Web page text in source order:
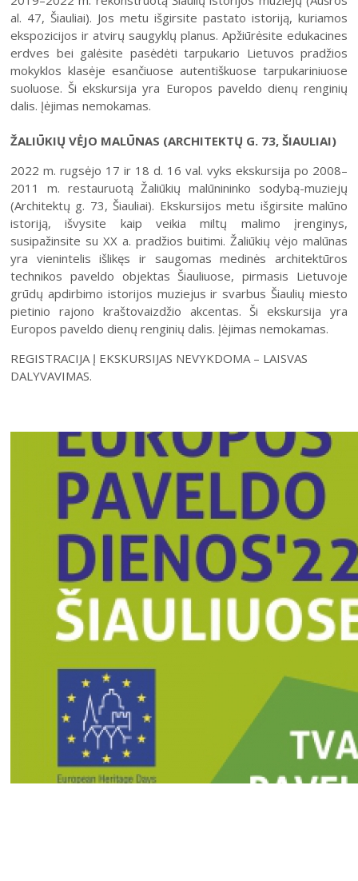
al. 47, Šiauliai). Jos metu išgirsite pastato istoriją, kuriamos
ekspozicijos ir atvirų saugyklų planus. Apžiūrėsite edukacines
erdves bei galėsite pasėdėti tarpukario Lietuvos pradžios
mokyklos klasėje esančiuose autentiškuose tarpukariniuose
suoluose. Ši ekskursija yra Europos paveldo dienų renginių
dalis. Įėjimas nemokamas.
ŽALIŪKIŲ VĖJO MALŪNAS (ARCHITEKTŲ G. 73, ŠIAULIAI)
2022 m. rugsėjo 17 ir 18 d. 16 val. vyks ekskursija po 2008–
2011 m. restauruotą Žaliūkių malūnininko sodybą-muziejų
(Architektų g. 73, Šiauliai). Ekskursijos metu išgirsite malūno
istoriją, išvysite kaip veikia miltų malimo įrenginys,
susipažinsite su XX a. pradžios buitimi. Žaliūkių vėjo malūnas
yra vienintelis išlikęs ir saugomas medinės architektūros
technikos paveldo objektas Šiauliuose, pirmasis Lietuvoje
grūdų apdirbimo istorijos muziejus ir svarbus Šiaulių miesto
pietinio rajono kraštovaizdžio akcentas. Ši ekskursija yra
Europos paveldo dienų renginių dalis. Įėjimas nemokamas.
REGISTRACIJA Į EKSKURSIJAS NEVYKDOMA – LAISVAS
DALYVAVIMAS.